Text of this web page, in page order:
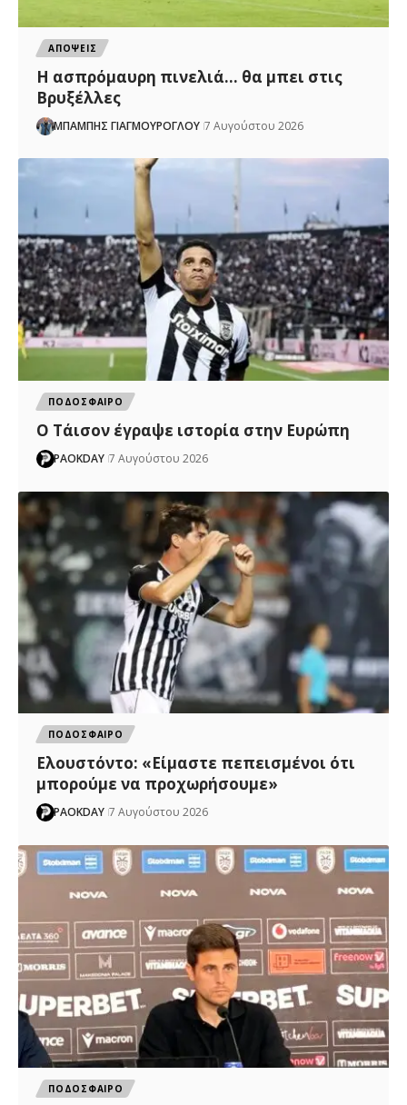
ΑΠΟΨΕΙΣ
Η ασπρόμαυρη πινελιά… θα μπει στις
Βρυξέλλες
ΜΠΑΜΠΗΣ ΓΙΑΓΜΟΥΡΟΓΛΟΥ 7 Αυγούστου 2026
ΠΟΔΟΣΦΑΙΡΟ
Ο Τάισον έγραψε ιστορία στην Ευρώπη
PAOKDAY 7 Αυγούστου 2026
ΠΟΔΟΣΦΑΙΡΟ
Ελουστόντο: «Είμαστε πεπεισμένοι ότι
μπορούμε να προχωρήσουμε»
PAOKDAY 7 Αυγούστου 2026
ΠΟΔΟΣΦΑΙΡΟ